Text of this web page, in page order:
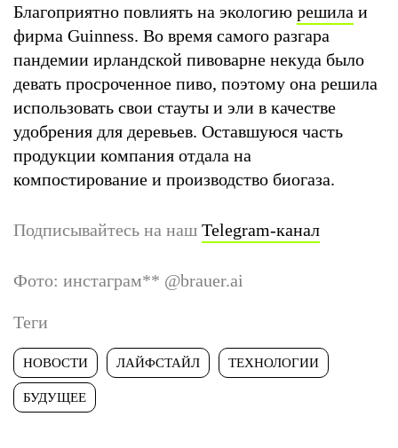
Благоприятно повлиять на экологию решила и
фирма Guinness. Во время самого разгара
пандемии ирландской пивоварне некуда было
девать просроченное пиво, поэтому она решила
использовать свои стауты и эли в качестве
удобрения для деревьев. Оставшуюся часть
продукции компания отдала на
компостирование и производство биогаза.
Подписывайтесь на наш Telegram-канал
Фото: инстаграм** @brauer.ai
Теги
НОВОСТИ ЛАЙФСТАЙЛ ТЕХНОЛОГИИ
БУДУЩЕЕ